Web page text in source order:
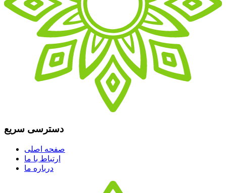
دسترسی سریع
صفحه اصلی
ارتباط با ما
درباره ما